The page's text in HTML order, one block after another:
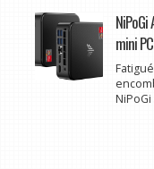
mini
NiPoGi